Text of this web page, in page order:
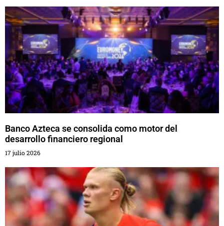
Banco Azteca se consolida como motor del
desarrollo financiero regional
17 julio 2026